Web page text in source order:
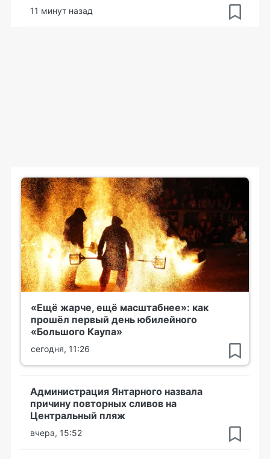
11 минут назад
«Ещё жарче, ещё масштабнее»: как
прошёл первый день юбилейного
«Большого Каупа»
сегодня, 11:26
Администрация Янтарного назвала
причину повторных сливов на
Центральный пляж
вчера, 15:52